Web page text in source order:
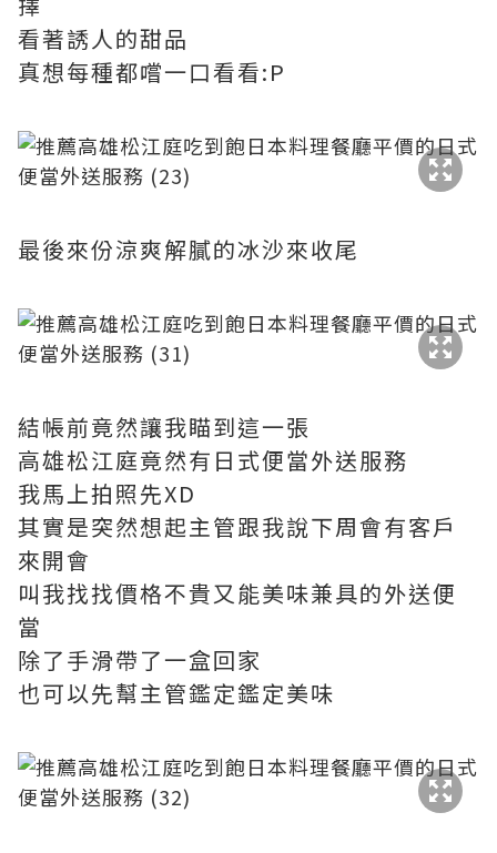
看著誘人的甜品
真想每種都嚐一口看看:P
最後來份涼爽解膩的冰沙來收尾
結帳前竟然讓我瞄到這一張
高雄松江庭竟然有日式便當外送服務
我馬上拍照先XD
其實是突然想起主管跟我說下周會有客戶
來開會
叫我找找價格不貴又能美味兼具的外送便
當
除了手滑帶了一盒回家
也可以先幫主管鑑定鑑定美味